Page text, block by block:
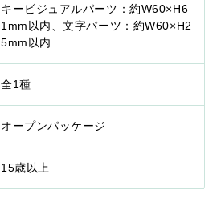
キービジュアルパーツ：約W60×H6
1mm以内、文字パーツ：約W60×H2
5mm以内
全1種
オープンパッケージ
15歳以上